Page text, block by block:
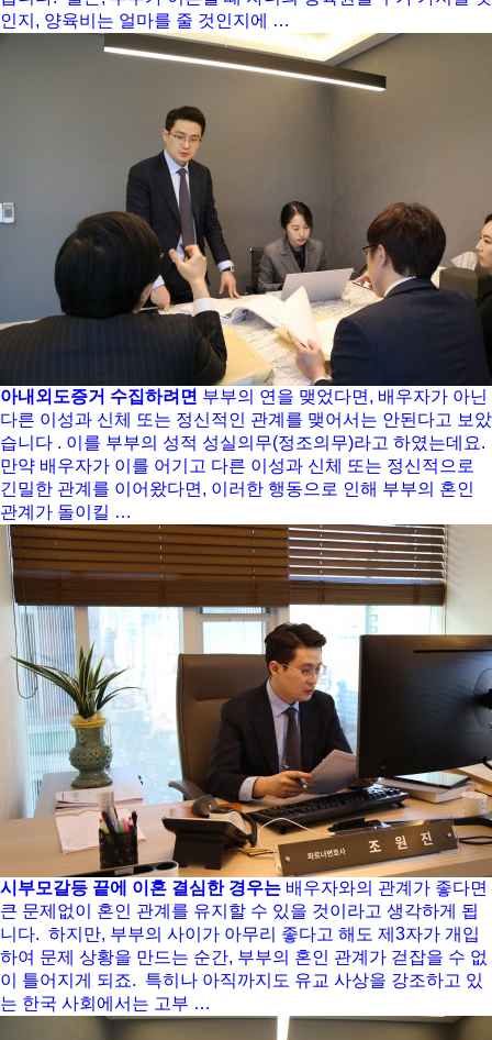
인지, 양육비는 얼마를 줄 것인지에 …
아내외도증거 수집하려면 부부의 연을 맺었다면, 배우자가 아닌
다른 이성과 신체 또는 정신적인 관계를 맺어서는 안된다고 보았
습니다 . 이를 부부의 성적 성실의무(정조의무)라고 하였는데요.
만약 배우자가 이를 어기고 다른 이성과 신체 또는 정신적으로
긴밀한 관계를 이어왔다면, 이러한 행동으로 인해 부부의 혼인
관계가 돌이킬 …
시부모갈등 끝에 이혼 결심한 경우는 배우자와의 관계가 좋다면
큰 문제없이 혼인 관계를 유지할 수 있을 것이라고 생각하게 됩
니다. ​ 하지만, 부부의 사이가 아무리 좋다고 해도 제3자가 개입
하여 문제 상황을 만드는 순간, 부부의 혼인 관계가 걷잡을 수 없
이 틀어지게 되죠. ​ 특히나 아직까지도 유교 사상을 강조하고 있
는 한국 사회에서는 고부 …